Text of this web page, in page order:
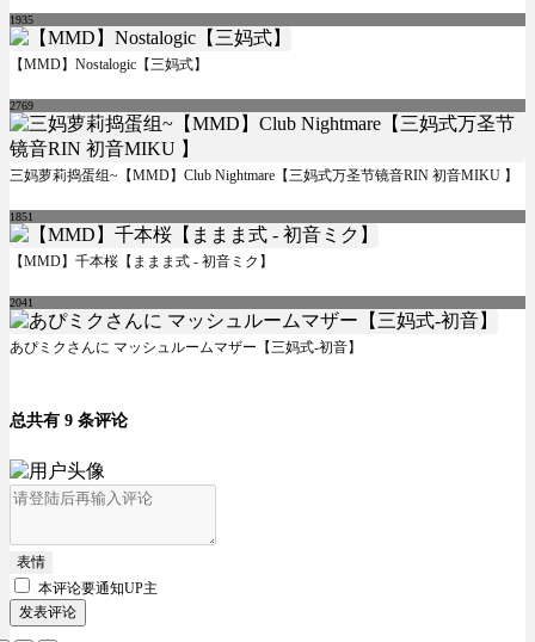
1935
【MMD】Nostalogic【三妈式】
2769
三妈萝莉捣蛋组~【MMD】Club Nightmare【三妈式万圣节镜音RIN 初音MIKU 】
1851
【MMD】千本桜【ままま式 - 初音ミク】
2041
あぴミクさんに マッシュルームマザー【三妈式-初音】
总共有 9 条评论
表情
本评论要通知UP主
发表评论